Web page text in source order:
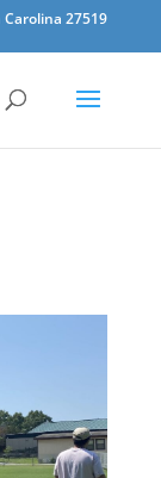
Carolina 27519